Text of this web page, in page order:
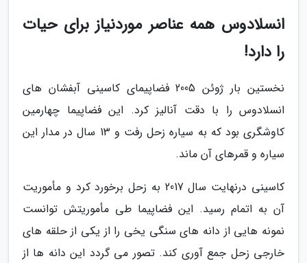
انسلادوس همه عناصر موردنیاز برای حیات
را دارد!
نخستین بار ژوئن 2005 فضاپیمای کاسینی آبفشان های
انسلادوس را با دقت آنالیز کرد. این فضاپیما چهارمین
کاوشگری بود که به سیاره زحل رفت و 13 سال در مدار این
سیاره و قمرهای آن ماند.
کاسینی درنهایت سال 2017 به زحل برخورد کرد و مأموریت
آن به اتمام رسید. این فضاپیما طی مأموریتش توانست
نمونه هایی از دانه های سنگی یخی را از یکی از حلقه های
خارجی زحل جمع آوری کند. تصور می گردد این دانه ها از